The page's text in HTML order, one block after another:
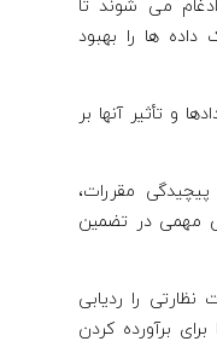
های تجاری مانند CRM و ERP ادغام می شوند تا
ها را بهبود
و تأثیر آنها بر
پیچیدگی مقررات،
مهمی در تضمین
را ردیابی
برآورده کردن